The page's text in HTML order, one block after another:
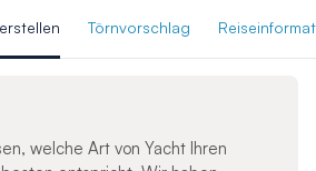
Törnvorschlag
welche Art von Yacht Ihren